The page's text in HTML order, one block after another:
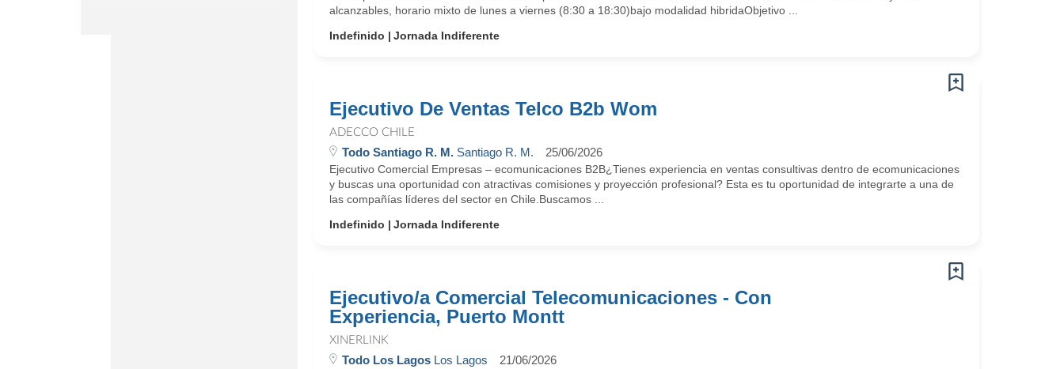
alcanzables, horario mixto de lunes a viernes (8:30 a 18:30)bajo modalidad hibridaObjetivo ...
Indefinido
Jornada Indiferente
Ejecutivo De Ventas Telco B2b Wom
ADECCO CHILE
Todo Santiago R. M.Santiago R. M. 25/06/2026
Ejecutivo Comercial Empresas – ecomunicaciones B2B¿Tienes experiencia en ventas consultivas dentro de ecomunicaciones
y buscas una oportunidad con atractivas comisiones y proyección profesional? Esta es tu oportunidad de integrarte a una de
las compañías líderes del sector en Chile.Buscamos ...
Indefinido
Jornada Indiferente
Ejecutivo/a Comercial Telecomunicaciones - Con
Experiencia, Puerto Montt
XINERLINK
Todo Los LagosLos Lagos 21/06/2026